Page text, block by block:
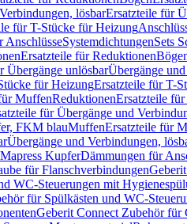
lösbarErsatzteile für
für T-Stücke für Heizung
AnschlüsseSystemdichtungenSets
Ersatzteile für Reduktionen
Übergänge unlösbarÜbergänge
für HeizungErsatzteile für T-
MuffenReduktionenErsatzteile
für Übergänge und
FKM blauMuffenErsatzteile für
Übergänge und Verbindungen,
KupferDämmungen für
für Flanschverbindungen
WC-Steuerungen mit
für Spülkästen und WC-
Geberit Connect Zubehör für